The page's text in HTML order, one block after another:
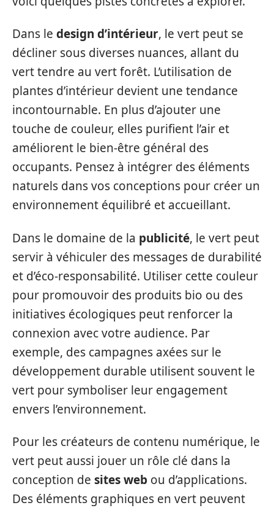
Dans le design d’intérieur, le vert peut se
décliner sous diverses nuances, allant du
vert tendre au vert forêt. L’utilisation de
plantes d’intérieur devient une tendance
incontournable. En plus d’ajouter une
touche de couleur, elles purifient l’air et
améliorent le bien-être général des
occupants. Pensez à intégrer des éléments
naturels dans vos conceptions pour créer un
environnement équilibré et accueillant.
Dans le domaine de la publicité, le vert peut
servir à véhiculer des messages de durabilité
et d’éco-responsabilité. Utiliser cette couleur
pour promouvoir des produits bio ou des
initiatives écologiques peut renforcer la
connexion avec votre audience. Par
exemple, des campagnes axées sur le
développement durable utilisent souvent le
vert pour symboliser leur engagement
envers l’environnement.
Pour les créateurs de contenu numérique, le
vert peut aussi jouer un rôle clé dans la
conception de sites web ou d’applications.
Des éléments graphiques en vert peuvent